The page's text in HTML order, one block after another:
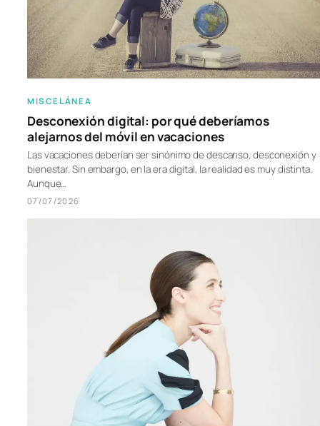
MISCELÁNEA
Desconexión digital: por qué deberíamos
alejarnos del móvil en vacaciones
Las vacaciones deberían ser sinónimo de descanso, desconexión y
bienestar. Sin embargo, en la era digital, la realidad es muy distinta.
Aunque…
07/07/2026